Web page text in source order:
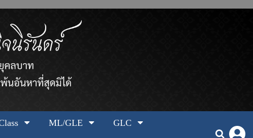
ML/GLE GLC